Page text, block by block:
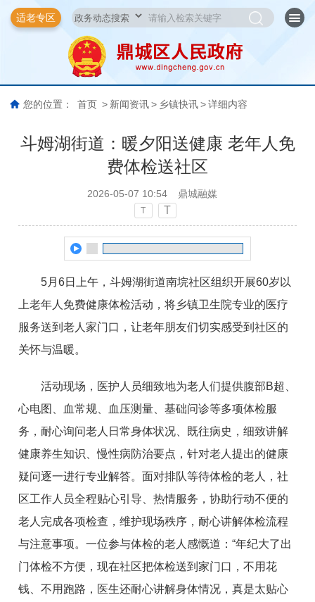
适老专区
您的位置： 首页 > 新闻资讯 > 乡镇快讯 > 详细内容
斗姆湖街道：暖夕阳送健康 老年人免
费体检送社区
2026-05-07 10:54 鼎城融媒
T T
5月6日上午，斗姆湖街道南垸社区组织开展60岁以
上老年人免费健康体检活动，将乡镇卫生院专业的医疗
服务送到老人家门口，让老年朋友们切实感受到社区的
关怀与温暖。
活动现场，医护人员细致地为老人们提供腹部B超、
心电图、血常规、血压测量、基础问诊等多项体检服
务，耐心询问老人日常身体状况、既往病史，细致讲解
健康养生知识、慢性病防治要点，针对老人提出的健康
疑问逐一进行专业解答。面对排队等待体检的老人，社
区工作人员全程贴心引导、热情服务，协助行动不便的
老人完成各项检查，维护现场秩序，耐心讲解体检流程
与注意事项。一位参与体检的老人感慨道：“年纪大了出
门体检不方便，现在社区把体检送到家门口，不用花
钱、不用跑路，医生还耐心讲解身体情况，真是太贴心